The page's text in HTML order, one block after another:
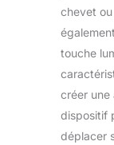
chevet
touche
créer une
dispositif
déplacer